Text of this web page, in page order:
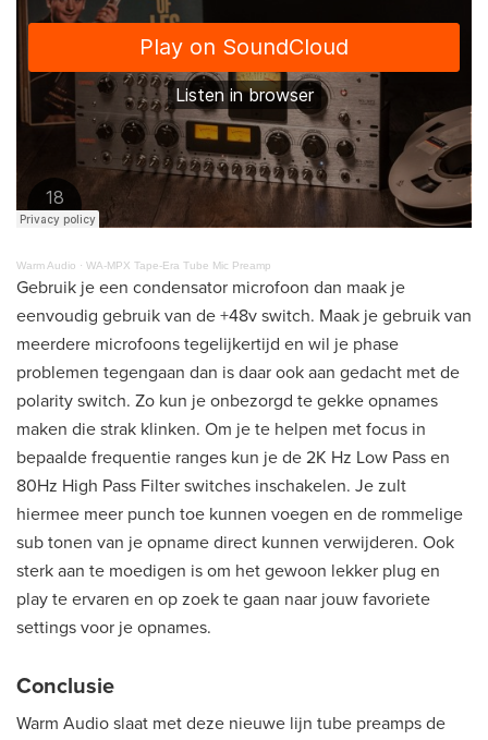
Warm Audio · WA-MPX Tape-Era Tube Mic Preamp
Gebruik je een condensator microfoon dan maak je
eenvoudig gebruik van de +48v switch. Maak je gebruik van
meerdere microfoons tegelijkertijd en wil je phase
problemen tegengaan dan is daar ook aan gedacht met de
polarity switch. Zo kun je onbezorgd te gekke opnames
maken die strak klinken. Om je te helpen met focus in
bepaalde frequentie ranges kun je de 2K Hz Low Pass en
80Hz High Pass Filter switches inschakelen. Je zult
hiermee meer punch toe kunnen voegen en de rommelige
sub tonen van je opname direct kunnen verwijderen. Ook
sterk aan te moedigen is om het gewoon lekker plug en
play te ervaren en op zoek te gaan naar jouw favoriete
settings voor je opnames.
Conclusie
Warm Audio slaat met deze nieuwe lijn tube preamps de